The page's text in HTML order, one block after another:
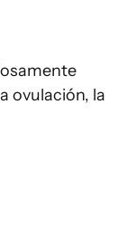
ovulación, la